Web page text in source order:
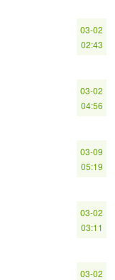
03-02
02:43
03-02
04:56
03-09
05:19
03-02
03:11
03-02